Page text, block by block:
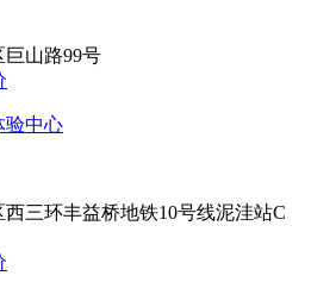
山路99号
验中心
三环丰益桥地铁10号线泥洼站C